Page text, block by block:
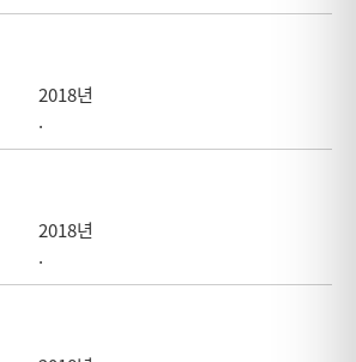
2018년
.
2018년
.